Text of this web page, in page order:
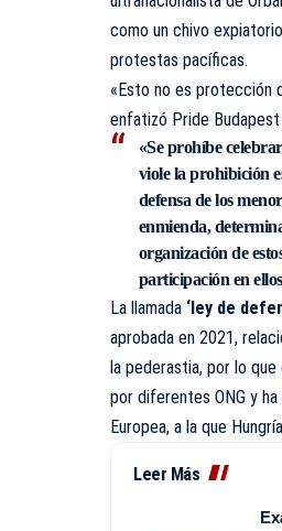
como un chivo
protestas pacíficas.
«Esto no es protección
enfatizó Pride Budapest
«Se prohíbe
viole la prohibición
defensa de los
enmienda,
organización de
participación en
La llamada ‘ley de
aprobada en 2021,
la pederastia, por lo
por diferentes ONG y
Europea, a la que
Leer Más